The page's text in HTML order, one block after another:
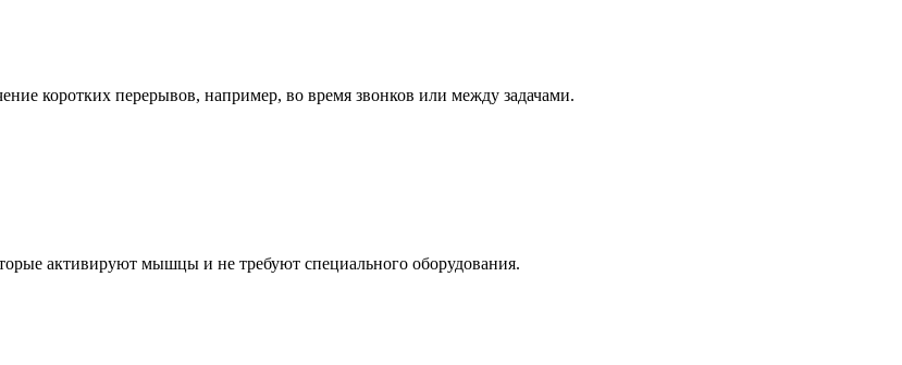
коротких перерывов, например, во время звонков или между задачами.
активируют мышцы и не требуют специального оборудования.